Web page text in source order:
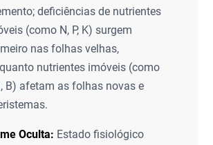
deficiências de nutrientes
(como N, P, K) surgem
nas folhas velhas,
nutrientes imóveis (como
B) afetam as folhas novas e
Oculta: Estado fisiológico